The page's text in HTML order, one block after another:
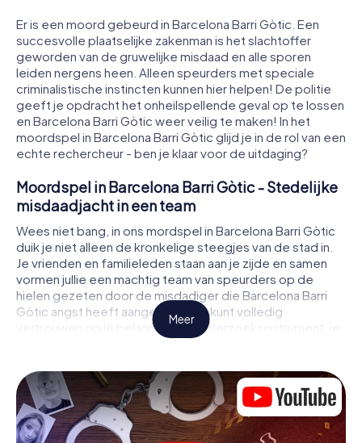
Er is een moord gebeurd in Barcelona Barri Gòtic. Een
succesvolle plaatselijke zakenman is het slachtoffer
geworden van de gruwelijke misdaad en alle sporen
leiden nergens heen. Alleen speurders met speciale
criminalistische instincten kunnen hier helpen! De politie
geeft je opdracht het onheilspellende geval op te lossen
en Barcelona Barri Gòtic weer veilig te maken! In het
moordspel in Barcelona Barri Gòtic glijd je in de rol van een
echte rechercheur - ben je klaar voor de uitdaging?
Moordspel in Barcelona Barri Gòtic - Stedelijke
misdaadjacht in een team
Wees niet bang, in ons mordspel in Barcelona Barri Gòtic
duik je niet alleen de kronkelige steegjes van de stad in.
Je vrienden en familieleden staan aan je zijde en samen
vormen jullie een machtig team van speurders op de
hielen gezeten door de misdadiger die Barcelona Barri
Gòtic angst heeft aangejaagd! Je kunt volledig
vertrouwen op je belangrijkste onderzoeksinstrument, je
smartphone. Met behulp van GPS navigatie leidt het je op
misdrijf, naar talrijke plaatsen in Barcelona Barri Gòtic die
met het misdrijf te maken hebben, en tenslotte naar de
moordenaar. Op elke locatie los je lastige puzzels op en
kom je steeds dichter bij de oplossing van de zaak. In
Meer